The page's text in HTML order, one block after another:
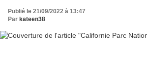
Publié le 21/09/2022 à 13:47
Par kateen38